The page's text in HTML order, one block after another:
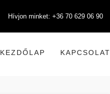
Hívjon minket: +36 70 629 06 90
KEZDŐLAP KAPCSOLAT